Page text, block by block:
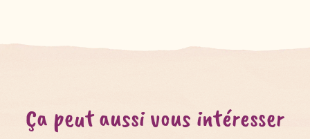
Ça peut aussi vous intéresser